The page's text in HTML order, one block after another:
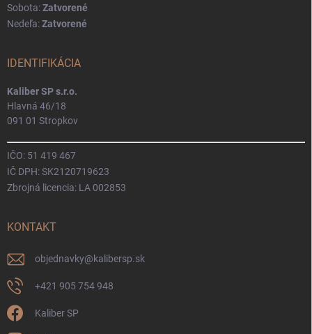
Sobota:Zatvorené
Nedeľa:Zatvorené
IDENTIFIKÁCIA
Kaliber SP s.r.o.
Hlavná 46/18
091 01 Stropkov
IČO: 51 419 467
IČ DPH: SK2120719623
Zbrojná licencia: LA 002853
KONTAKT
objednavky@kalibersp.sk
+421 905 754 948
Kaliber SP